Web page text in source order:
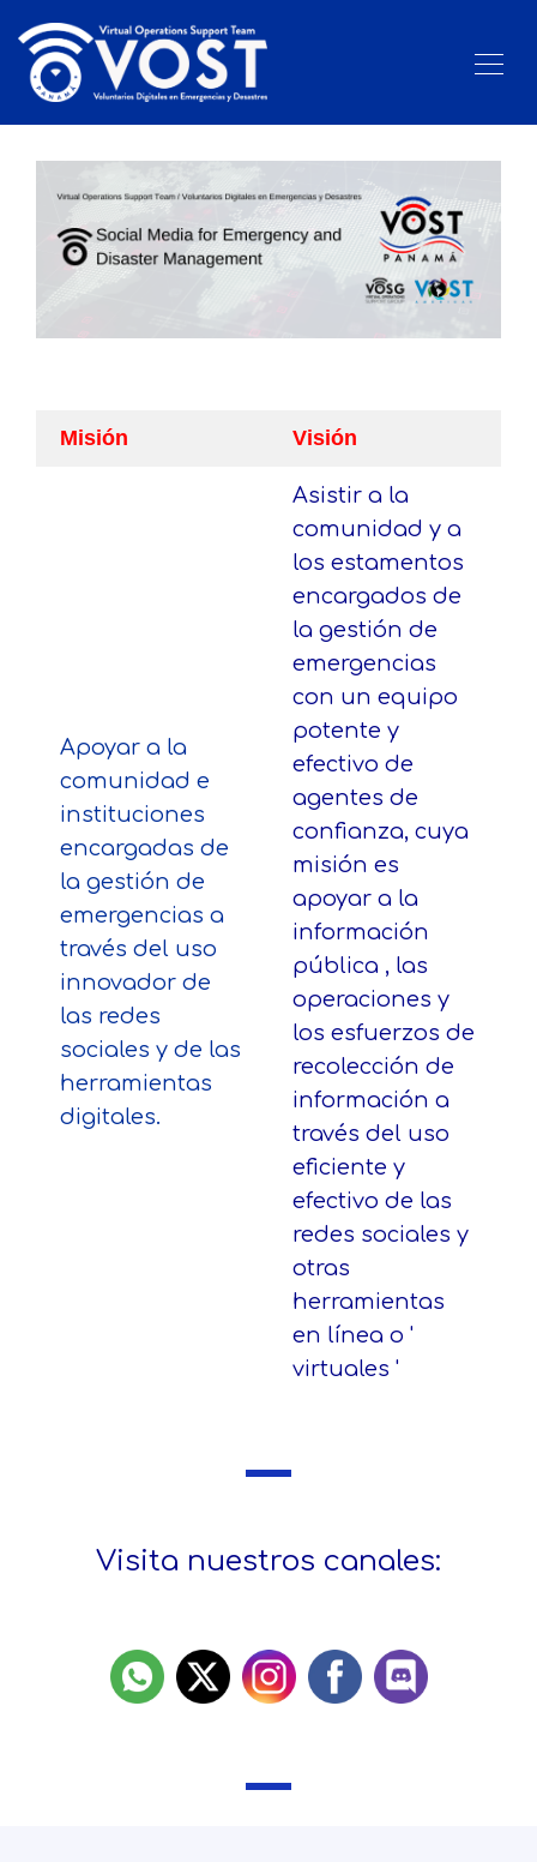
Misión Visión
Apoyar a la
comunidad e
instituciones
encargadas de
la gestión de
emergencias a
través del uso
innovador de
las redes
sociales y de las
herramientas
digitales.
Asistir a la
comunidad y a
los estamentos
encargados de
la gestión de
emergencias
con un equipo
potente y
efectivo de
agentes de
confianza, cuya
misión es
apoyar a la
información
pública , las
operaciones y
los esfuerzos de
recolección de
información a
través del uso
eficiente y
efectivo de las
redes sociales y
otras
herramientas
en línea o '
virtuales '
Visita nuestros canales: